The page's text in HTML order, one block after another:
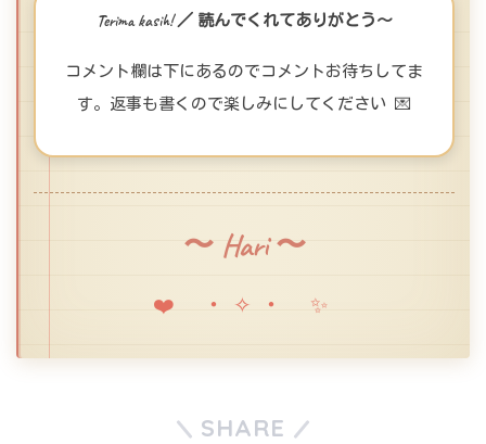
Terima kasih! ／ 読んでくれてありがとう〜
コメント欄は下にあるのでコメントお待ちしてま
す。返事も書くので楽しみにしてください 💌
〜 Hari 〜
❤️ ・✧・ ✨
SHARE